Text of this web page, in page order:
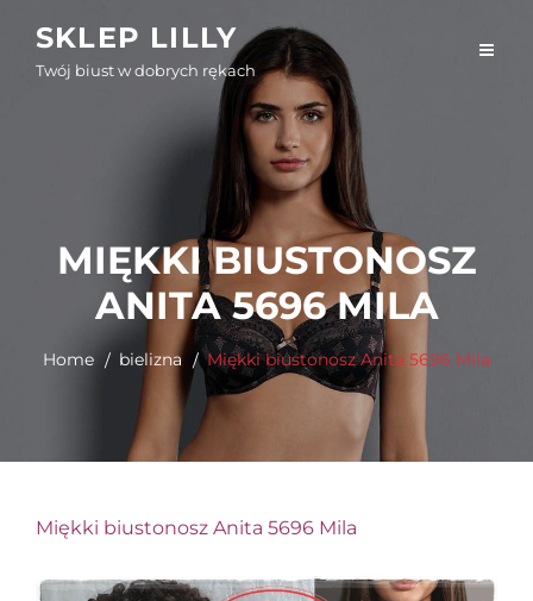
content
SKLEP LILLY
Twój biust w dobrych rękach
MIĘKKI BIUSTONOSZ
ANITA 5696 MILA
Home bielizna Miękki biustonosz Anita 5696 Mila
Miękki biustonosz Anita 5696 Mila